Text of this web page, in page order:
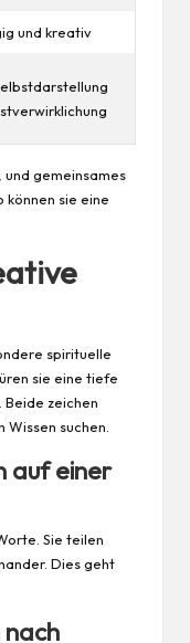
und kreativ
gemeinsames
können sie eine
spirituelle
sie eine tiefe
Beide zeichen
Wissen suchen.
auf einer
Sie teilen
Dies geht
nach